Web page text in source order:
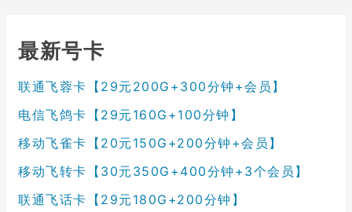
最新号卡
联通飞蓉卡【29元200G+300分钟+会员】
电信飞鸽卡【29元160G+100分钟】
移动飞雀卡【20元150G+200分钟+会员】
移动飞转卡【30元350G+400分钟+3个会员】
联通飞话卡【29元180G+200分钟】